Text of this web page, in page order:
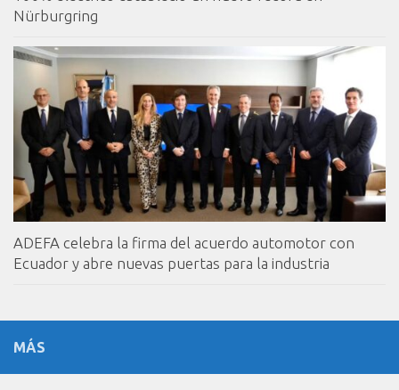
Nürburgring
ADEFA celebra la firma del acuerdo automotor con
Ecuador y abre nuevas puertas para la industria
MÁS